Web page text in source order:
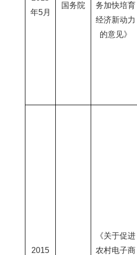
年5月
国务院
务加快培育
经济新动力
的意见》
2015
《关于促进
农村电子商